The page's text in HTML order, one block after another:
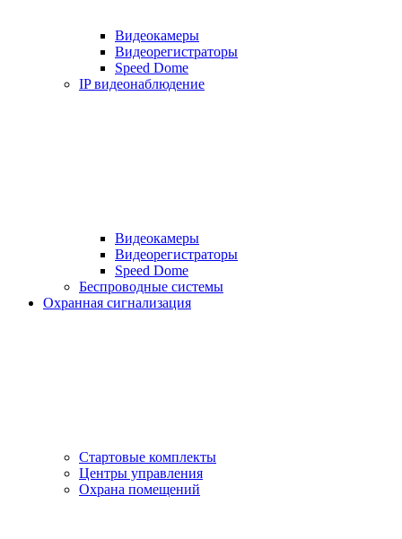
Видеокамеры
Видеорегистраторы
Speed Dome
IP видеонаблюдение
Видеокамеры
Видеорегистраторы
Speed Dome
Беспроводные системы
Охранная сигнализация
Стартовые комплекты
Центры управления
Охрана помещений